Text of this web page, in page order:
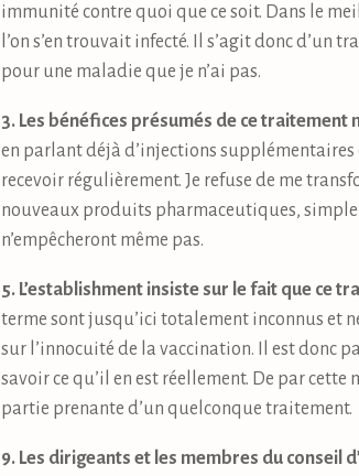
immunité contre quoi que ce soit. Dans le
l’on s’en trouvait infecté. Il s’agit donc d’un
pour une maladie que je n’ai pas.
3. Les bénéfices présumés de ce
en parlant déjà d’injections supplémentaires
recevoir régulièrement. Je refuse de me
nouveaux produits pharmaceutiques,
n’empêcheront même pas.
5. L’establishment insiste sur le fait que ce
terme sont jusqu’ici totalement inconnus et
sur l’innocuité de la vaccination. Il est donc
savoir ce qu’il en est réellement. De par
partie prenante d’un quelconque traitement.
9. Les dirigeants et les membres du conseil